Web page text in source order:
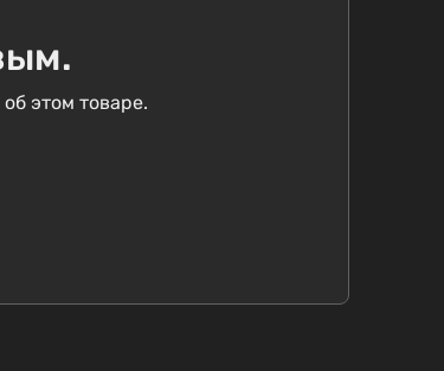
этом товаре.